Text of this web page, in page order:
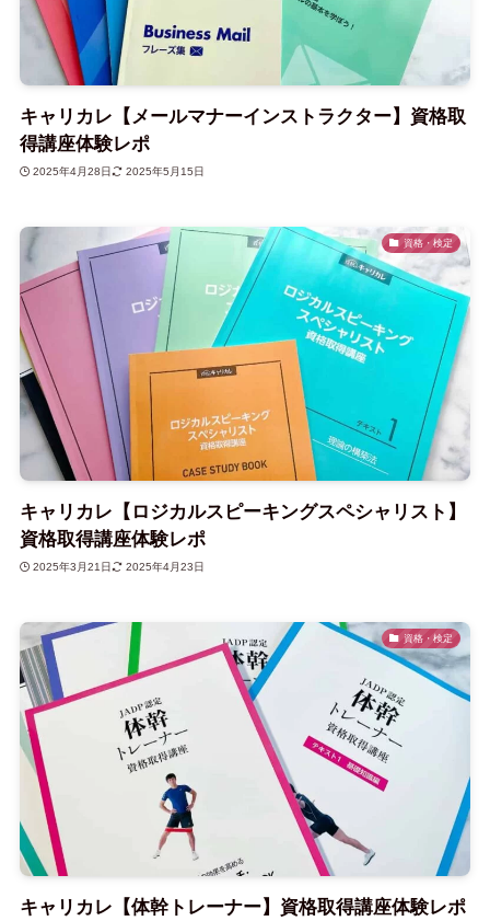
キャリカレ【メールマナーインストラクター】資格取
得講座体験レポ
2025年4月28日 2025年5月15日
資格・検定
キャリカレ【ロジカルスピーキングスペシャリスト】
資格取得講座体験レポ
2025年3月21日 2025年4月23日
資格・検定
キャリカレ【体幹トレーナー】資格取得講座体験レポ